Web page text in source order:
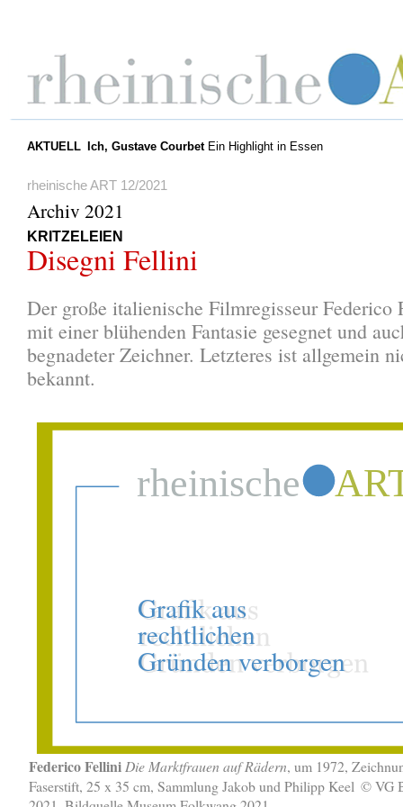
AKTUELL Ich, Gustave CourbetEin Highlight in Essen
rheinische ART 12/2021
Archiv 2021
KRITZELEIEN
Disegni Fellini
Der große italienische Filmregisseur Federico
mit einer blühenden Fantasie gesegnet und
begnadeter Zeichner. Letzteres ist allgemein
bekannt.
Federico Fellini Die Marktfrauen auf Rädern, um 1972,
Faserstift, 25 x 35 cm, Sammlung Jakob und Philipp Keel © VG